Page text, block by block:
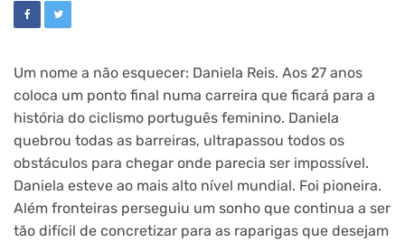
Um nome a não esquecer: Daniela Reis. Aos 27 anos
coloca um ponto final numa carreira que ficará para a
história do ciclismo português feminino. Daniela
quebrou todas as barreiras, ultrapassou todos os
obstáculos para chegar onde parecia ser impossível.
Daniela esteve ao mais alto nível mundial. Foi pioneira.
Além fronteiras perseguiu um sonho que continua a ser
tão difícil de concretizar para as raparigas que desejam